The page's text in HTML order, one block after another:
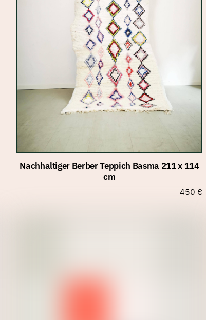
Nachhaltiger Berber Teppich Basma 211 x 114
cm
450 €